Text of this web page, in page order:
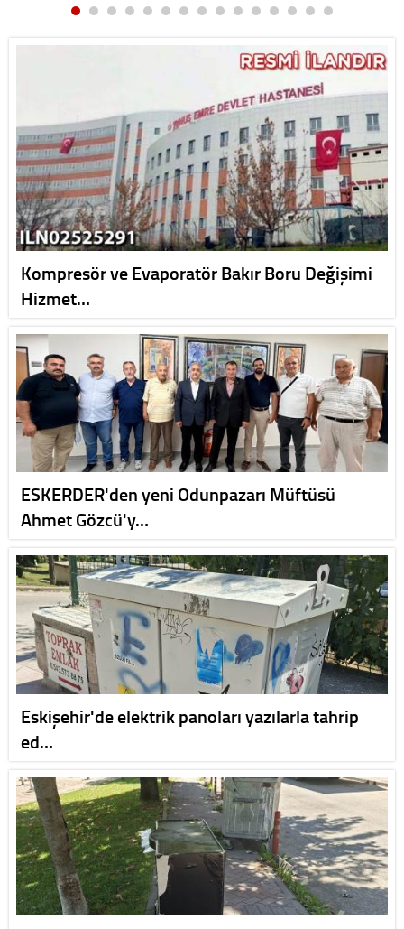
Kompresör ve Evaporatör Bakır Boru Değişimi
Hizmet…
ESKERDER'den yeni Odunpazarı Müftüsü
Ahmet Gözcü'y…
Eskişehir'de elektrik panoları yazılarla tahrip
ed…